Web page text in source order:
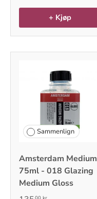
+ Kjøp
Sammenlign
Amsterdam Medium
75ml - 018 Glazing
Medium Gloss